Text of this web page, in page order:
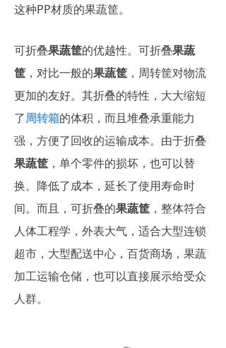
这种PP材质的果蔬筐。
可折叠果蔬筐的优越性。可折叠果蔬
筐 ，对比一般的果蔬筐 ，周转筐对物流
更加的友好。其折叠的特性，大大缩短
了周转箱的体积，而且堆叠承重能力
强，方便了回收的运输成本。由于折叠
果蔬筐 ，单个零件的损坏，也可以替
换。降低了成本，延长了使用寿命时
间。而且，可折叠的果蔬筐 ，整体符合
人体工程学，外表大气，适合大型连锁
超市，大型配送中心，百货商场，果蔬
加工运输仓储，也可以直接展示给受众
人群。